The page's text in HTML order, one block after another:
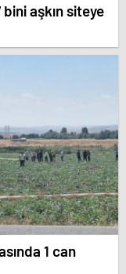
aşkın siteye
1 can